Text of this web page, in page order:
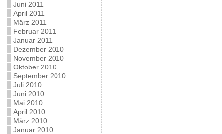
Juni 2011
April 2011
März 2011
Februar 2011
Januar 2011
Dezember 2010
November 2010
Oktober 2010
September 2010
Juli 2010
Juni 2010
Mai 2010
April 2010
März 2010
Januar 2010